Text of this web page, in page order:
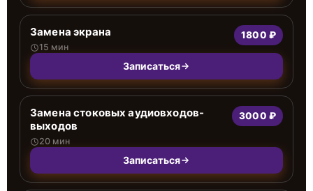
Замена экрана
15 мин
1800 ₽
Записаться
Замена стоковых аудиовходов-
выходов
20 мин
3000 ₽
Записаться